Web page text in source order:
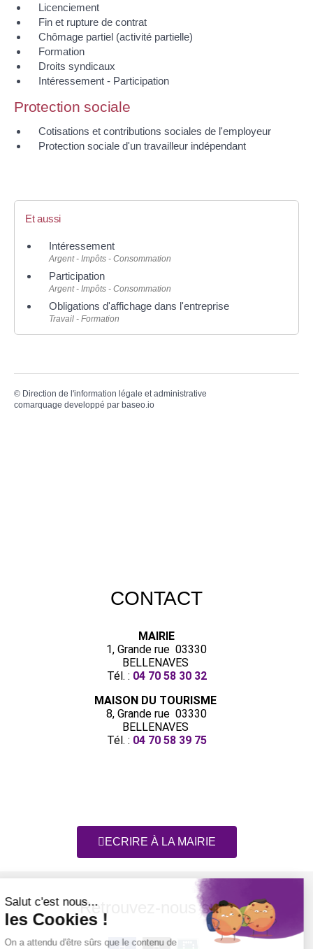
Licenciement
Fin et rupture de contrat
Chômage partiel (activité partielle)
Formation
Droits syndicaux
Intéressement - Participation
Protection sociale
Cotisations et contributions sociales de l'employeur
Protection sociale d'un travailleur indépendant
Et aussi
Intéressement
Argent - Impôts - Consommation
Participation
Argent - Impôts - Consommation
Obligations d'affichage dans l'entreprise
Travail - Formation
© Direction de l'information légale et administrative
comarquage developpé par baseo.io
CONTACT
MAIRIE
1, Grande rue 03330
BELLENAVES
Tél. : 04 70 58 30 32
MAISON DU TOURISME
8, Grande rue 03330
BELLENAVES
Tél. : 04 70 58 39 75
ECRIRE À LA MAIRIE
Retrouvez-nous sur :